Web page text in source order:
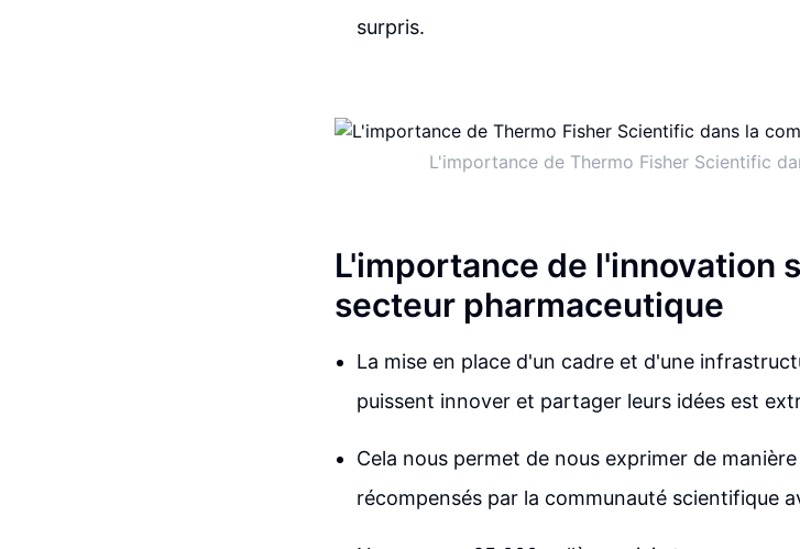
surpris.
L'importance de Thermo Fisher Scientific
L'importance de l'innovation
secteur pharmaceutique
La mise en place d'un cadre et d'une
puissent innover et partager leurs idées est
Cela nous permet de nous exprimer de
récompensés par la communauté scientifique